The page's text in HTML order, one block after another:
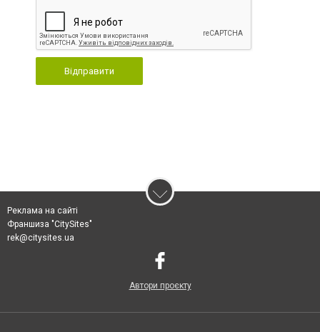
Відправити
Реклама на сайті
Франшиза "CitySites"
rek@citysites.ua
Автори проєкту